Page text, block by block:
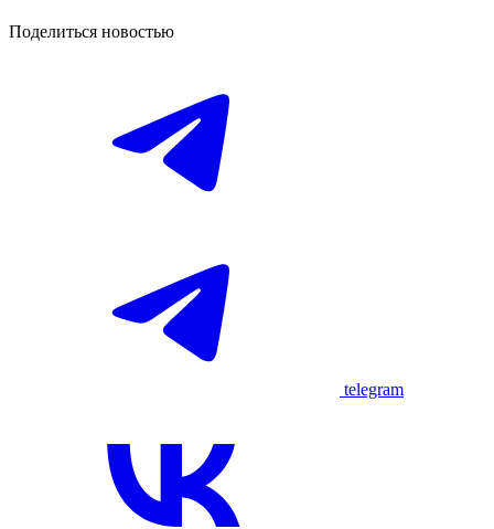
Поделиться новостью
telegram